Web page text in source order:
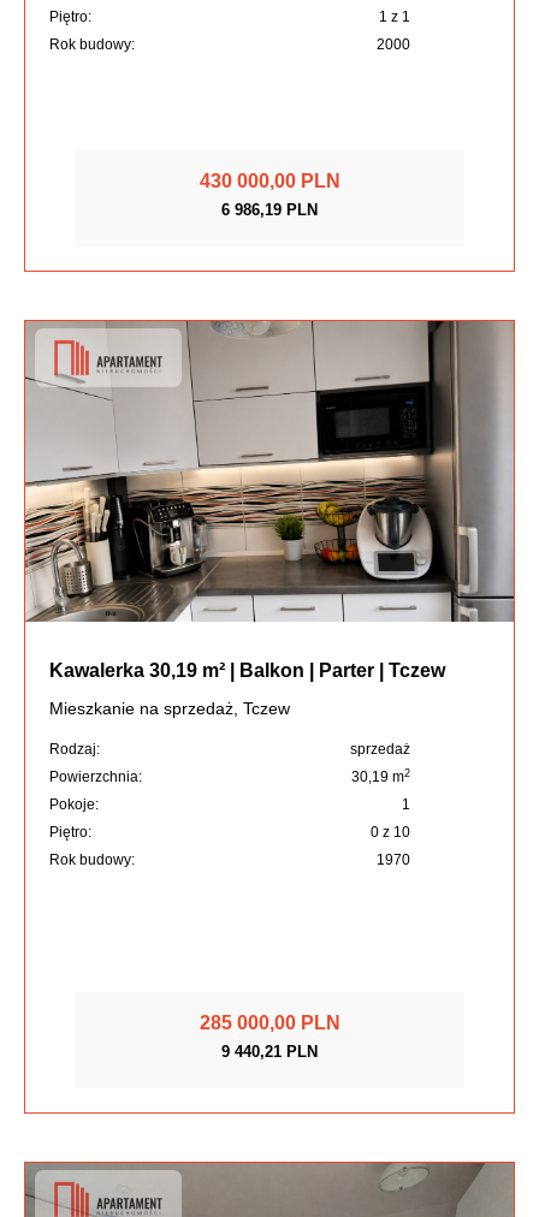
Piętro:
1 z 1
Rok budowy:
2000
430 000,00 PLN
6 986,19 PLN
Kawalerka 30,19 m² | Balkon | Parter | Tczew
Mieszkanie na sprzedaż, Tczew
Rodzaj:
sprzedaż
Powierzchnia:
30,19 m2
Pokoje:
1
Piętro:
0 z 10
Rok budowy:
1970
285 000,00 PLN
9 440,21 PLN